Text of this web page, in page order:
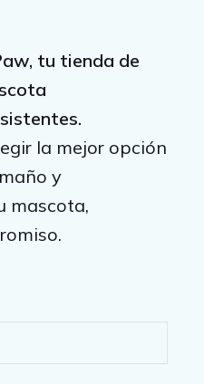
tu tienda de
la mejor opción
y
mascota,